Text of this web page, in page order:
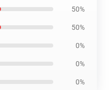
50%
50%
0%
0%
0%